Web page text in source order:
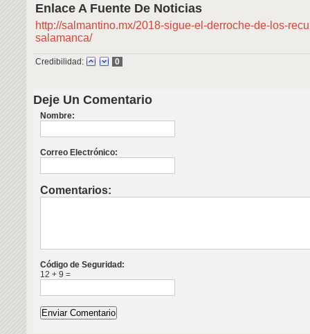
Enlace A Fuente De Noticias
http://salmantino.mx/2018-sigue-el-derroche-de-los-
salamanca/
Credibilidad: 0
Deje Un Comentario
Nombre:
Correo Electrónico:
Comentarios:
Código de Seguridad:
12 + 9 =